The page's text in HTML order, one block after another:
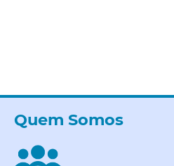
Quem Somos